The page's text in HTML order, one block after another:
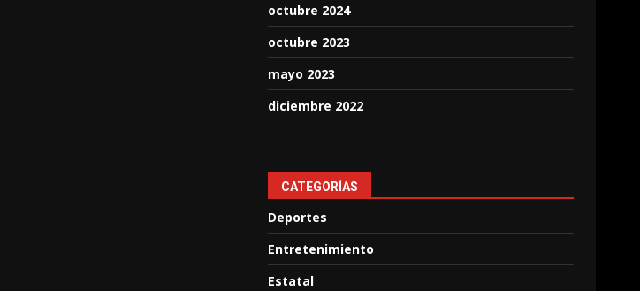
octubre 2024
octubre 2023
mayo 2023
diciembre 2022
CATEGORÍAS
Deportes
Entretenimiento
Estatal